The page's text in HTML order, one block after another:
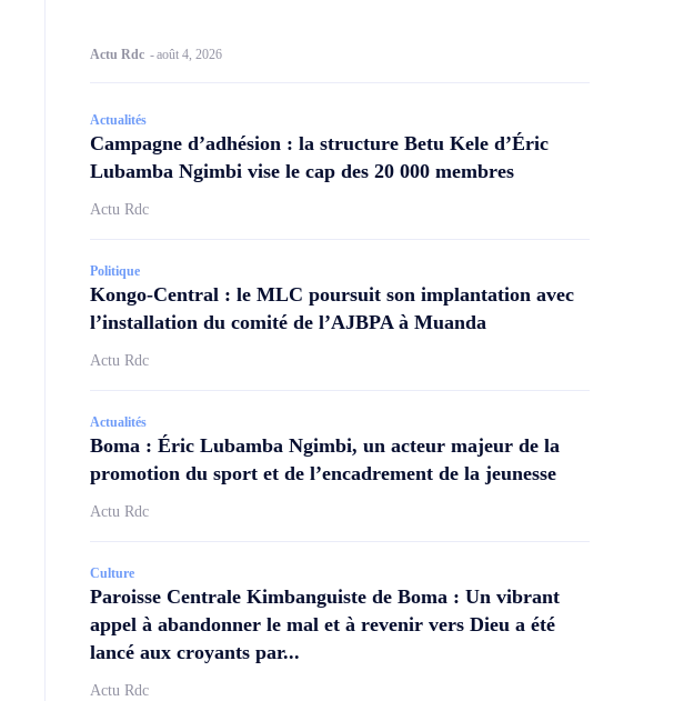
Actu Rdc -août 4, 2026
Actualités
Campagne d’adhésion : la structure Betu Kele d’Éric
Lubamba Ngimbi vise le cap des 20 000 membres
Actu Rdc
Politique
Kongo-Central : le MLC poursuit son implantation avec
l’installation du comité de l’AJBPA à Muanda
Actu Rdc
Actualités
Boma : Éric Lubamba Ngimbi, un acteur majeur de la
promotion du sport et de l’encadrement de la jeunesse
Actu Rdc
Culture
Paroisse Centrale Kimbanguiste de Boma : Un vibrant
appel à abandonner le mal et à revenir vers Dieu a été
lancé aux croyants par...
Actu Rdc